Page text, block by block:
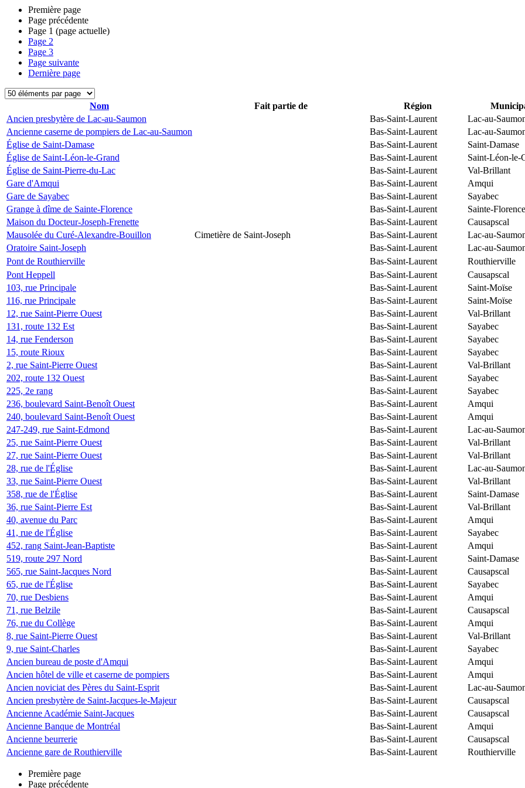
Première page
Page précédente
Page 1 (page actuelle)
Page 2
Page 3
Page suivante
Dernière page
Nom Fait partie de Région
Ancien presbytère de Lac-au-Saumon
Bas-Saint-Laurent
Lac-au-
Ancienne caserne de pompiers de Lac-au-Saumon
Bas-Saint-Laurent
Lac-au-
Église de Saint-Damase
Bas-Saint-Laurent
Saint-Damase
Église de Saint-Léon-le-Grand
Bas-Saint-Laurent
Saint-Léon-le-
Église de Saint-Pierre-du-Lac
Bas-Saint-Laurent
Val-Brillant
Gare d'Amqui
Bas-Saint-Laurent
Amqui
Gare de Sayabec
Bas-Saint-Laurent
Sayabec
Grange à dîme de Sainte-Florence
Bas-Saint-Laurent
Sainte-Florence
Maison du Docteur-Joseph-Frenette
Bas-Saint-Laurent
Causapscal
Mausolée du Curé-Alexandre-Bouillon
Cimetière de Saint-Joseph Bas-Saint-Laurent
Lac-au-
Oratoire Saint-Joseph
Bas-Saint-Laurent
Lac-au-
Pont de Routhierville
Bas-Saint-Laurent
Routhierville
Pont Heppell
Bas-Saint-Laurent
Causapscal
103, rue Principale
Bas-Saint-Laurent
Saint-Moïse
116, rue Principale
Bas-Saint-Laurent
Saint-Moïse
12, rue Saint-Pierre Ouest
Bas-Saint-Laurent
Val-Brillant
131, route 132 Est
Bas-Saint-Laurent
Sayabec
14, rue Fenderson
Bas-Saint-Laurent
Sayabec
15, route Rioux
Bas-Saint-Laurent
Sayabec
2, rue Saint-Pierre Ouest
Bas-Saint-Laurent
Val-Brillant
202, route 132 Ouest
Bas-Saint-Laurent
Sayabec
225, 2e rang
Bas-Saint-Laurent
Sayabec
236, boulevard Saint-Benoît Ouest
Bas-Saint-Laurent
Amqui
240, boulevard Saint-Benoît Ouest
Bas-Saint-Laurent
Amqui
247-249, rue Saint-Edmond
Bas-Saint-Laurent
Lac-au-
25, rue Saint-Pierre Ouest
Bas-Saint-Laurent
Val-Brillant
27, rue Saint-Pierre Ouest
Bas-Saint-Laurent
Val-Brillant
28, rue de l'Église
Bas-Saint-Laurent
Lac-au-
33, rue Saint-Pierre Ouest
Bas-Saint-Laurent
Val-Brillant
358, rue de l'Église
Bas-Saint-Laurent
Saint-Damase
36, rue Saint-Pierre Est
Bas-Saint-Laurent
Val-Brillant
40, avenue du Parc
Bas-Saint-Laurent
Amqui
41, rue de l'Église
Bas-Saint-Laurent
Sayabec
452, rang Saint-Jean-Baptiste
Bas-Saint-Laurent
Amqui
519, route 297 Nord
Bas-Saint-Laurent
Saint-Damase
565, rue Saint-Jacques Nord
Bas-Saint-Laurent
Causapscal
65, rue de l'Église
Bas-Saint-Laurent
Sayabec
70, rue Desbiens
Bas-Saint-Laurent
Amqui
71, rue Belzile
Bas-Saint-Laurent
Causapscal
76, rue du Collège
Bas-Saint-Laurent
Amqui
8, rue Saint-Pierre Ouest
Bas-Saint-Laurent
Val-Brillant
9, rue Saint-Charles
Bas-Saint-Laurent
Sayabec
Ancien bureau de poste d'Amqui
Bas-Saint-Laurent
Amqui
Ancien hôtel de ville et caserne de pompiers
Bas-Saint-Laurent
Amqui
Ancien noviciat des Pères du Saint-Esprit
Bas-Saint-Laurent
Lac-au-
Ancien presbytère de Saint-Jacques-le-Majeur
Bas-Saint-Laurent
Causapscal
Ancienne Académie Saint-Jacques
Bas-Saint-Laurent
Causapscal
Ancienne Banque de Montréal
Bas-Saint-Laurent
Amqui
Ancienne beurrerie
Bas-Saint-Laurent
Causapscal
Ancienne gare de Routhierville
Bas-Saint-Laurent Routhierville
Première page
Page précédente